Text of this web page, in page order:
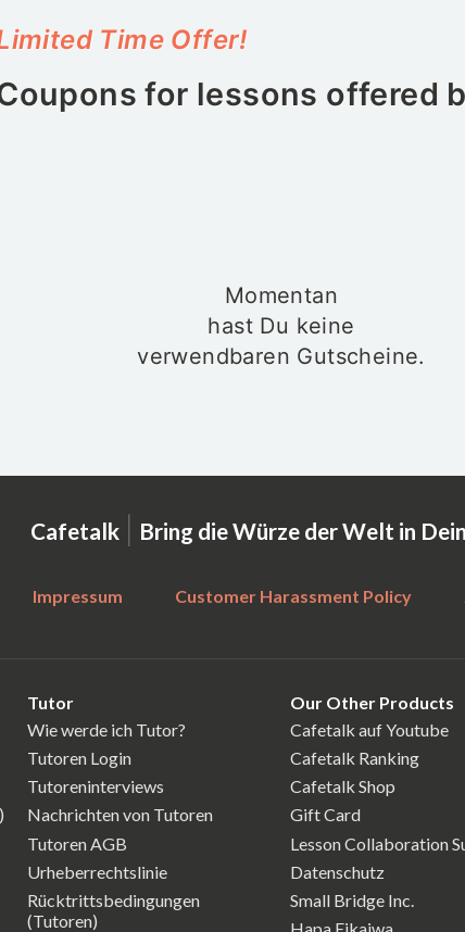
Time Offer!
for lessons offered
Momentan
hast Du keine
verwendbaren Gutscheine.
Cafetalk | Bring die Würze der Welt in
Impressum Customer Harassment Policy
Tutor
Wie werde ich Tutor?
Tutoren Login
Tutoreninterviews
Nachrichten von Tutoren
Tutoren AGB
Urheberrechtslinie
Rücktrittsbedingungen
(Tutoren)
Our Other Products
Cafetalk auf Youtube
Cafetalk Ranking
Cafetalk Shop
Gift Card
Lesson Collaboration
Datenschutz
Small Bridge Inc.